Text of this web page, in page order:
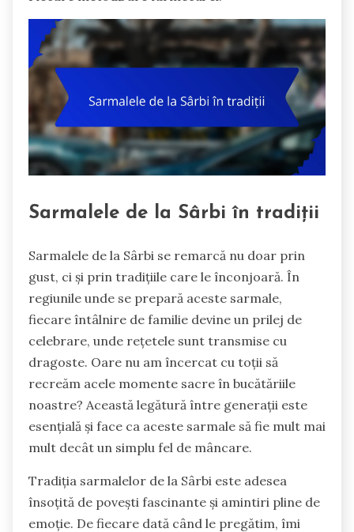
Sarmalele de la Sârbi în tradiții
Sarmalele de la Sârbi se remarcă nu doar prin
gust, ci și prin tradițiile care le înconjoară. În
regiunile unde se prepară aceste sarmale,
fiecare întâlnire de familie devine un prilej de
celebrare, unde rețetele sunt transmise cu
dragoste. Oare nu am încercat cu toții să
recreăm acele momente sacre în bucătăriile
noastre? Această legătură între generații este
esențială și face ca aceste sarmale să fie mult mai
mult decât un simplu fel de mâncare.
Tradiția sarmalelor de la Sârbi este adesea
însoțită de povești fascinante și amintiri pline de
emoție. De fiecare dată când le pregătim, îmi